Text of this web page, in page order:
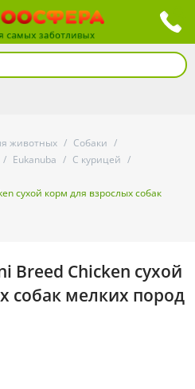
животных / Собаки /
/ Eukanuba / С курицей /
сухой корм для взрослых собак
Breed Chicken сухой
собак мелких пород